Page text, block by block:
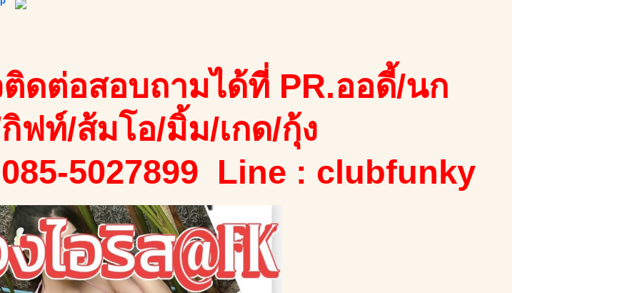
ดต่อสอบถามได้ที่ PR.ออดี้/นก
กิฟท์/ส้มโอ/มิ้ม/เกด/กุ้ง
5027899 Line : clubfunky